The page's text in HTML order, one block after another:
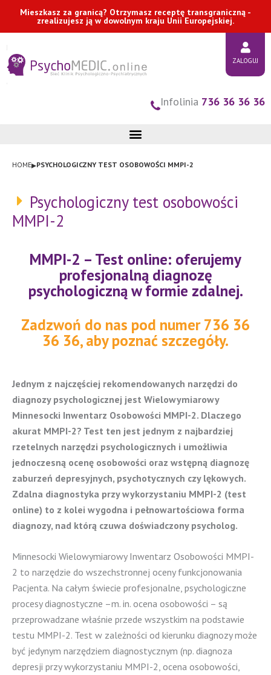
PrzejdźMieszkasz za granicą? Otrzymasz receptę transgraniczną -
zrealizujesz ją w dowolnym kraju Unii Europejskiej.
Infolinia 736 36 36 36
ZALOGUJ
HOME▸PSYCHOLOGICZNY TEST OSOBOWOŚCI MMPI-2
Psychologiczny test osobowości
MMPI-2
MMPI-2 – Test online: oferujemy
profesjonalną diagnozę
psychologiczną w formie zdalnej.
Zadzwoń do nas pod numer 736 36
36 36, aby poznać szczegóły.
Jednym z najczęściej rekomendowanych narzędzi do
diagnozy psychologicznej jest Wielowymiarowy
Minnesocki Inwentarz Osobowości MMPI-2. Dlaczego
akurat MMPI-2? Test ten jest jednym z najbardziej
rzetelnych narzędzi psychologicznych i umożliwia
jednoczesną ocenę osobowości oraz wstępną diagnozę
zaburzeń depresyjnych, psychotycznych czy lękowych.
Zdalna diagnostyka przy wykorzystaniu MMPI-2 (test
online) to z kolei wygodna i pełnowartościowa forma
diagnozy, nad którą czuwa doświadczony psycholog.
Minnesocki Wielowymiarowy Inwentarz Osobowości MMPI-
2 to narzędzie do wszechstronnej oceny funkcjonowania
Pacjenta. Na całym świecie profesjonalne, psychologiczne
procesy diagnostyczne –m. in. ocena osobowości – są
przeprowadzane właśnie przede wszystkim na podstawie
testu MMPI-2. Test w zależności od kierunku diagnozy może
być jedynym narzędziem diagnostycznym (np. diagnoza
depresji przy wykorzystaniu MMPI-2, ocena osobowości,